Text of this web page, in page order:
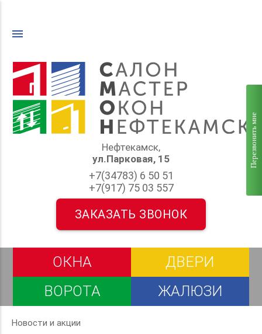
menu
Нефтекамск,
ул.Парковая, 15
+7(34783) 6 50 51
+7(917) 75 03 557
ЗАКАЗАТЬ ЗВОНОК
ОКНА
ДВЕРИ
ВОРОТА
ЖАЛЮЗИ
Новости и акции
Перезвонить мне